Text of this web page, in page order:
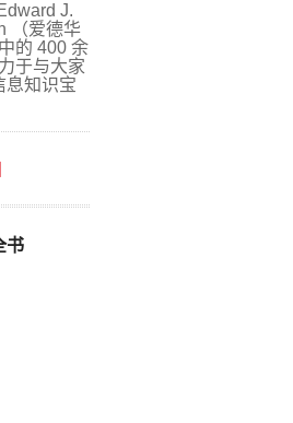
J.
（爱德华
的 400 余
于与大家
息知识宝
书